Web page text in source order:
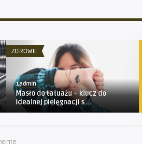
ZDROWIE
1admin
Masło do tatuażu – klucz do
idealnej pielęgnacji s ...